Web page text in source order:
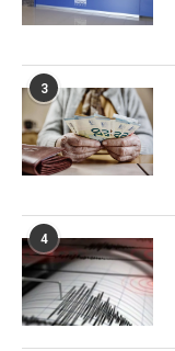
3
4